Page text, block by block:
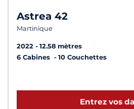
Astrea 42
Martinique
2022
12.58 mètres
6 Cabines
10 Couchettes
Entrez vos